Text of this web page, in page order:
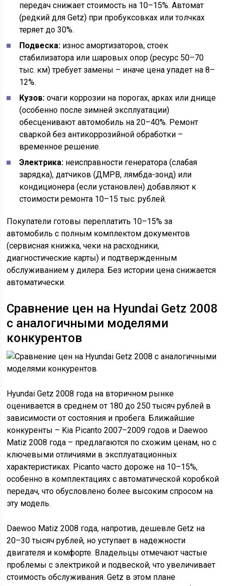
передач снижает стоимость на 10–15%. Автомат
(редкий для Getz) при пробуксовках или толчках
теряет до 30%.
Подвеска: износ амортизаторов, стоек
стабилизатора или шаровых опор (ресурс 50–70
тыс. км) требует замены – иначе цена упадет на 8–
12%.
Кузов: очаги коррозии на порогах, арках или днище
(особенно после зимней эксплуатации)
обесценивают автомобиль на 20–40%. Ремонт
сваркой без антикоррозийной обработки –
временное решение.
Электрика: неисправности генератора (слабая
зарядка), датчиков (ДМРВ, лямбда-зонд) или
кондиционера (если установлен) добавляют к
стоимости ремонта 10–15 тыс. рублей.
Покупатели готовы переплатить 10–15% за
автомобиль с полным комплектом документов
(сервисная книжка, чеки на расходники,
диагностические карты) и подтвержденным
обслуживанием у дилера. Без истории цена снижается
автоматически.
Сравнение цен на Hyundai Getz 2008
с аналогичными моделями
конкурентов
Hyundai Getz 2008 года на вторичном рынке
оценивается в среднем от 180 до 250 тысяч рублей в
зависимости от состояния и пробега. Ближайшие
конкуренты – Kia Picanto 2007–2009 годов и Daewoo
Matiz 2008 года – предлагаются по схожим ценам, но с
ключевыми отличиями в эксплуатационных
характеристиках. Picanto часто дороже на 10–15%,
особенно в комплектациях с автоматической коробкой
передач, что обусловлено более высоким спросом на
эту модель.
Daewoo Matiz 2008 года, напротив, дешевле Getz на
20–30 тысяч рублей, но уступает в надежности
двигателя и комфорте. Владельцы отмечают частые
проблемы с электрикой и подвеской, что увеличивает
стоимость обслуживания. Getz в этом плане